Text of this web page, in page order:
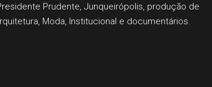
Prudente, Junqueirópolis, produção de
Moda, Institucional e documentários.